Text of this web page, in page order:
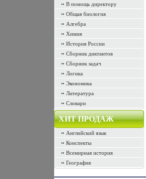
В помощь директору
Общая биология
Алгебра
Химия
История России
Сборник диктантов
Сборник задач
Логика
Экономика
Литература
Словари
ХИТ ПРОДАЖ
Английский язык
Конспекты
Всемирная история
География